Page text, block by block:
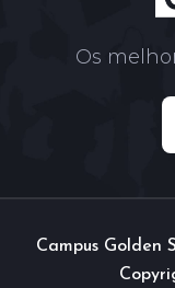
Os
Campus Golden